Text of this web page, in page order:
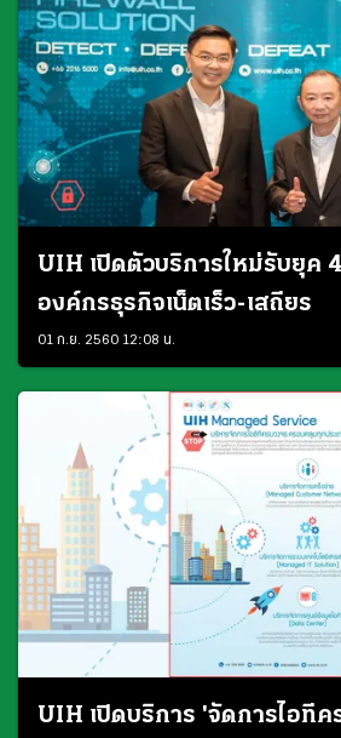
UIH เปิดตัวบริการใหม่รับยุค
องค์กรธุรกิจเน็ตเร็ว-เสถียร
01 ก.ย. 2560 12:08 น.
UIH เปิดบริการ 'จัดการไอทีค